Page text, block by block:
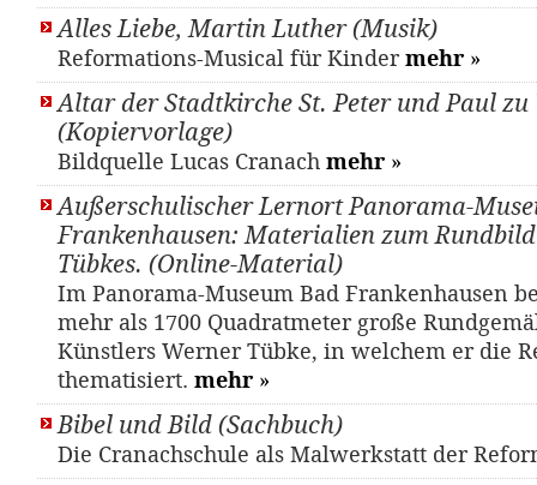
Alles Liebe, Martin Luther (Musik)
Reformations-Musical für Kindermehr »
Altar der Stadtkirche St. Peter und Paul
(Kopiervorlage)
Bildquelle Lucas Cranach mehr »
Außerschulischer Lernort Panorama-
Frankenhausen: Materialien zum
Tübkes. (Online-Material)
Im Panorama-Museum Bad Frankenhausen
mehr als 1700 Quadratmeter große
Künstlers Werner Tübke, in welchem er die
thematisiert. mehr »
Bibel und Bild (Sachbuch)
Die Cranachschule als Malwerkstatt der